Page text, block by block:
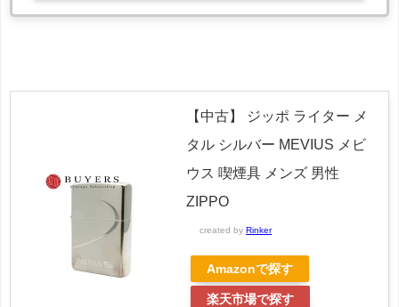
【中古】 ジッポ ライター メ
タル シルバー MEVIUS メビ
ウス 喫煙具 メンズ 男性
ZIPPO
created by Rinker
Amazonで探す
楽天市場で探す